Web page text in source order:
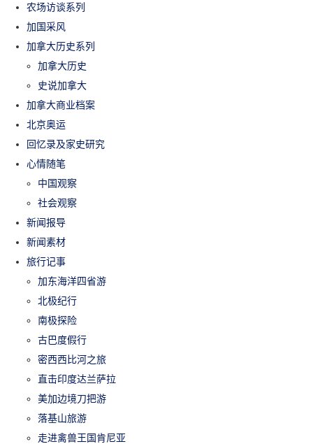
农场访谈系列
加国采风
加拿大历史系列
加拿大历史
史说加拿大
加拿大商业档案
北京奥运
回忆录及家史研究
心情随笔
中国观察
社会观察
新闻报导
新闻素材
旅行记事
加东海洋四省游
北极纪行
南极探险
古巴度假行
密西西比河之旅
直击印度达兰萨拉
美加边境刀把游
落基山旅游
走进禽兽王国肯尼亚